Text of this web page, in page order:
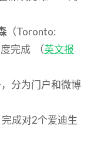
（Toronto:
完成 （英文报
，分为门户和微博
完成对2个爱迪生